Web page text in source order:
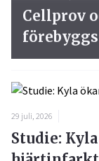
29 juli, 2026
Studie:
Cellprov